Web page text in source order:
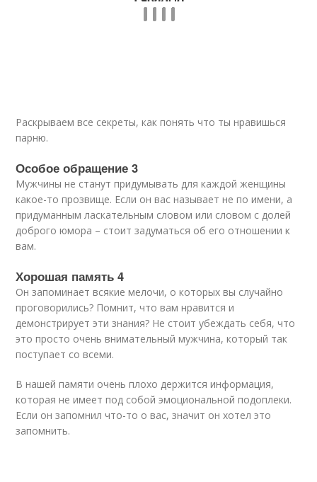
Раскрываем все секреты, как понять что ты нравишься
парню.
Особое обращение 3
Мужчины не станут придумывать для каждой женщины
какое-то прозвище. Если он вас называет не по имени, а
придуманным ласкательным словом или словом с долей
доброго юмора – стоит задуматься об его отношении к
вам.
Хорошая память 4
Он запоминает всякие мелочи, о которых вы случайно
проговорились? Помнит, что вам нравится и
демонстрирует эти знания? Не стоит убеждать себя, что
это просто очень внимательный мужчина, который так
поступает со всеми.
В нашей памяти очень плохо держится информация,
которая не имеет под собой эмоциональной подоплеки.
Если он запомнил что-то о вас, значит он хотел это
запомнить.